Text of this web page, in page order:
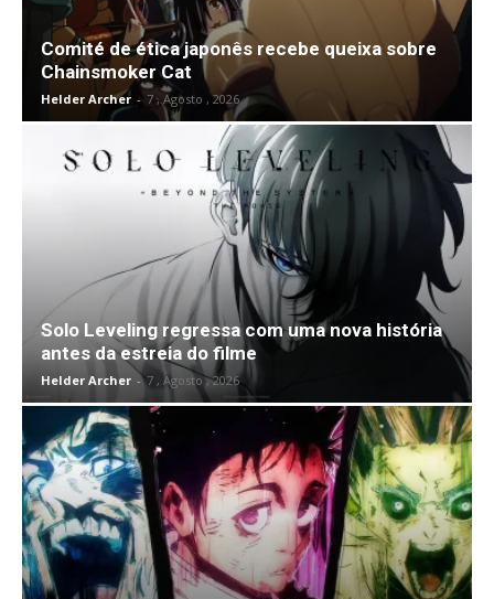
Comité de ética japonês recebe queixa sobre
Chainsmoker Cat
Helder Archer - 7 , Agosto , 2026
Solo Leveling regressa com uma nova história
antes da estreia do filme
Helder Archer - 7 , Agosto , 2026